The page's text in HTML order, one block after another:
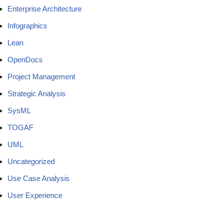
Enterprise Architecture
Infographics
Lean
OpenDocs
Project Management
Strategic Analysis
SysML
TOGAF
UML
Uncategorized
Use Case Analysis
User Experience